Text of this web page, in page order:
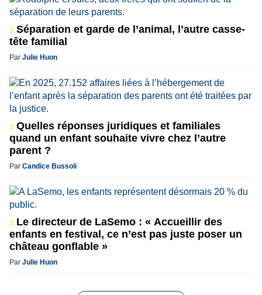
Séparation et garde de l’animal, l’autre casse-
tête familial
Par Julie Huon
Quelles réponses juridiques et familiales
quand un enfant souhaite vivre chez l’autre
parent ?
Par Candice Bussoli
Le directeur de LaSemo : « Accueillir des
enfants en festival, ce n’est pas juste poser un
château gonflable »
Par Julie Huon